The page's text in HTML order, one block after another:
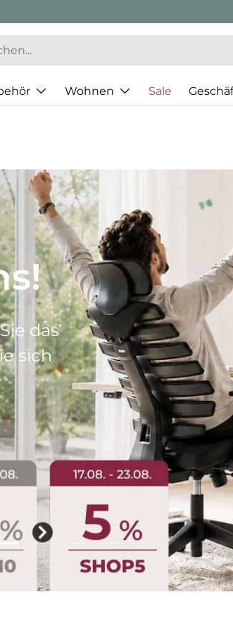
Wohnen Sale
Folie laden 1 von 5
Folie laden 2 von 5
Folie laden 3 von 5
Folie laden 4 von 5
Folie laden 5